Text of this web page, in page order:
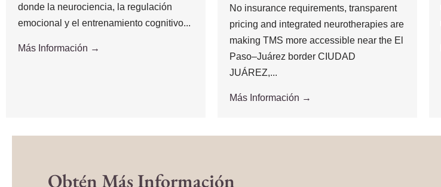
donde la neurociencia, la regulación
emocional y el entrenamiento cognitivo...
Más Información →
No insurance requirements, transparent
pricing and integrated neurotherapies are
making TMS more accessible near the El
Paso–Juárez border CIUDAD
JUÁREZ,...
Más Información →
Obtén Más Información